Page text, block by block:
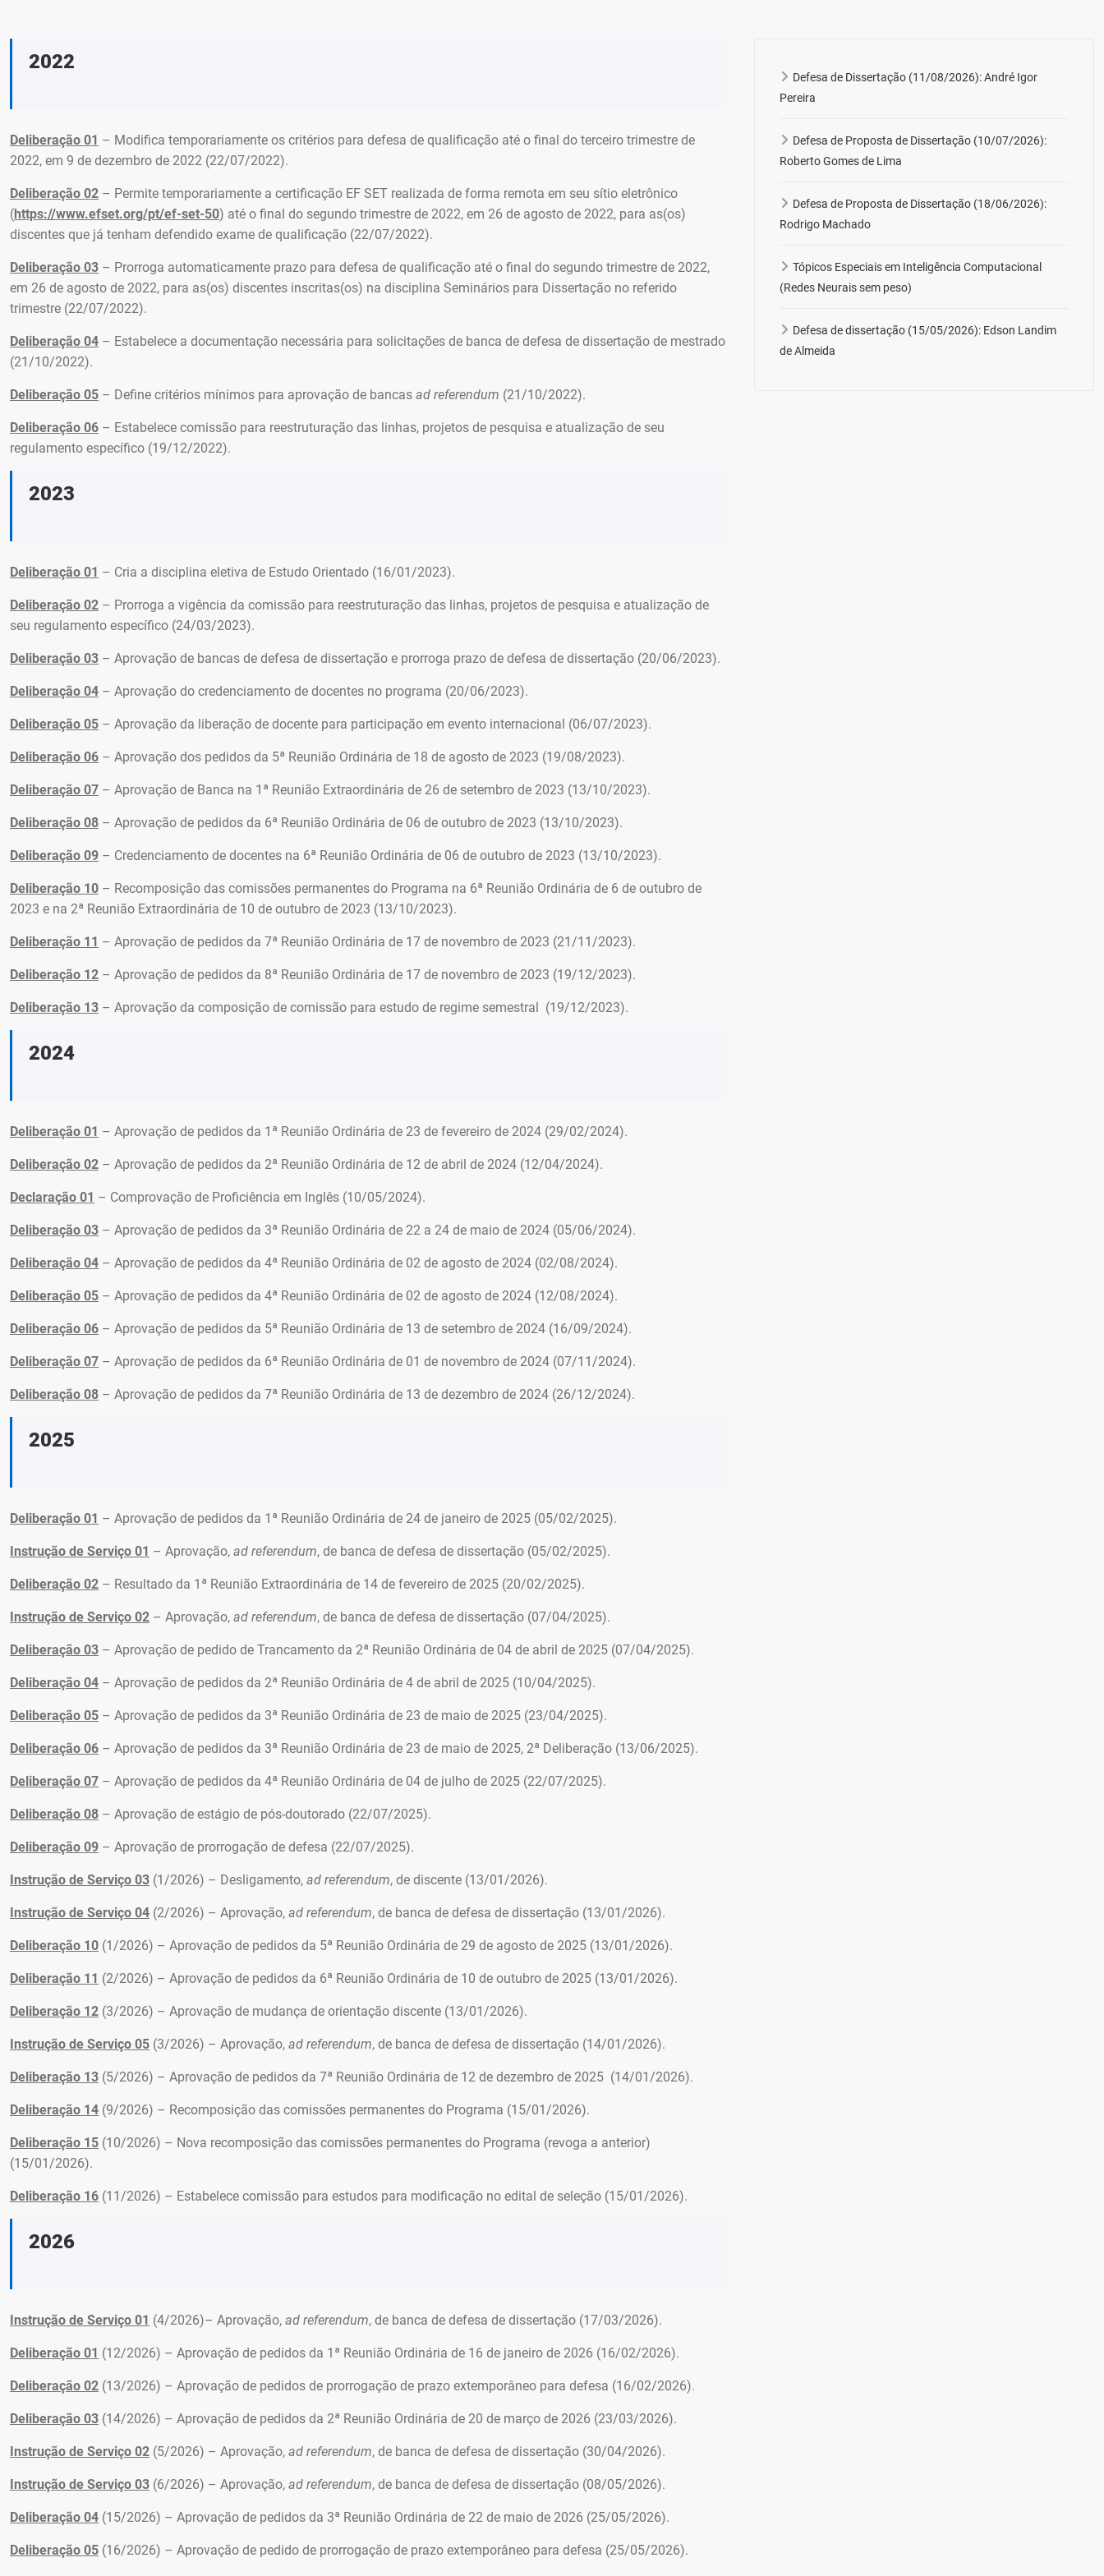
2022
Deliberação 01 – Modifica temporariamente os critérios para defesa de qualificação até o final do terceiro trimestre de
2022, em 9 de dezembro de 2022 (22/07/2022).
Deliberação 02 – Permite temporariamente a certificação EF SET realizada de forma remota em seu sítio eletrônico
(https://www.efset.org/pt/ef-set-50) até o final do segundo trimestre de 2022, em 26 de agosto de 2022, para as(os)
discentes que já tenham defendido exame de qualificação (22/07/2022).
Deliberação 03 – Prorroga automaticamente prazo para defesa de qualificação até o final do segundo trimestre de 2022,
em 26 de agosto de 2022, para as(os) discentes inscritas(os) na disciplina Seminários para Dissertação no referido
trimestre (22/07/2022).
Deliberação 04 – Estabelece a documentação necessária para solicitações de banca de defesa de dissertação de mestrado
(21/10/2022).
Deliberação 05 – Define critérios mínimos para aprovação de bancas ad referendum (21/10/2022).
Deliberação 06 – Estabelece comissão para reestruturação das linhas, projetos de pesquisa e atualização de seu
regulamento específico (19/12/2022).
2023
Deliberação 01 – Cria a disciplina eletiva de Estudo Orientado (16/01/2023).
Deliberação 02 – Prorroga a vigência da comissão para reestruturação das linhas, projetos de pesquisa e atualização de
seu regulamento específico (24/03/2023).
Deliberação 03 – Aprovação de bancas de defesa de dissertação e prorroga prazo de defesa de dissertação (20/06/2023).
Deliberação 04 – Aprovação do credenciamento de docentes no programa (20/06/2023).
Deliberação 05 – Aprovação da liberação de docente para participação em evento internacional (06/07/2023).
Deliberação 06 – Aprovação dos pedidos da 5ª Reunião Ordinária de 18 de agosto de 2023 (19/08/2023).
Deliberação 07 – Aprovação de Banca na 1ª Reunião Extraordinária de 26 de setembro de 2023 (13/10/2023).
Deliberação 08 – Aprovação de pedidos da 6ª Reunião Ordinária de 06 de outubro de 2023 (13/10/2023).
Deliberação 09 – Credenciamento de docentes na 6ª Reunião Ordinária de 06 de outubro de 2023 (13/10/2023).
Deliberação 10 – Recomposição das comissões permanentes do Programa na 6ª Reunião Ordinária de 6 de outubro de
2023 e na 2ª Reunião Extraordinária de 10 de outubro de 2023 (13/10/2023).
Deliberação 11 – Aprovação de pedidos da 7ª Reunião Ordinária de 17 de novembro de 2023 (21/11/2023).
Deliberação 12 – Aprovação de pedidos da 8ª Reunião Ordinária de 17 de novembro de 2023 (19/12/2023).
Deliberação 13 – Aprovação da composição de comissão para estudo de regime semestral (19/12/2023).
2024
Deliberação 01 – Aprovação de pedidos da 1ª Reunião Ordinária de 23 de fevereiro de 2024 (29/02/2024).
Deliberação 02 – Aprovação de pedidos da 2ª Reunião Ordinária de 12 de abril de 2024 (12/04/2024).
Declaração 01 – Comprovação de Proficiência em Inglês (10/05/2024).
Deliberação 03 – Aprovação de pedidos da 3ª Reunião Ordinária de 22 a 24 de maio de 2024 (05/06/2024).
Deliberação 04 – Aprovação de pedidos da 4ª Reunião Ordinária de 02 de agosto de 2024 (02/08/2024).
Deliberação 05 – Aprovação de pedidos da 4ª Reunião Ordinária de 02 de agosto de 2024 (12/08/2024).
Deliberação 06 – Aprovação de pedidos da 5ª Reunião Ordinária de 13 de setembro de 2024 (16/09/2024).
Deliberação 07 – Aprovação de pedidos da 6ª Reunião Ordinária de 01 de novembro de 2024 (07/11/2024).
Deliberação 08 – Aprovação de pedidos da 7ª Reunião Ordinária de 13 de dezembro de 2024 (26/12/2024).
2025
Deliberação 01 – Aprovação de pedidos da 1ª Reunião Ordinária de 24 de janeiro de 2025 (05/02/2025).
Instrução de Serviço 01 – Aprovação, ad referendum, de banca de defesa de dissertação (05/02/2025).
Deliberação 02 – Resultado da 1ª Reunião Extraordinária de 14 de fevereiro de 2025 (20/02/2025).
Instrução de Serviço 02 – Aprovação, ad referendum, de banca de defesa de dissertação (07/04/2025).
Deliberação 03 – Aprovação de pedido de Trancamento da 2ª Reunião Ordinária de 04 de abril de 2025 (07/04/2025).
Deliberação 04 – Aprovação de pedidos da 2ª Reunião Ordinária de 4 de abril de 2025 (10/04/2025).
Deliberação 05 – Aprovação de pedidos da 3ª Reunião Ordinária de 23 de maio de 2025 (23/04/2025).
Deliberação 06 – Aprovação de pedidos da 3ª Reunião Ordinária de 23 de maio de 2025, 2ª Deliberação (13/06/2025).
Deliberação 07 – Aprovação de pedidos da 4ª Reunião Ordinária de 04 de julho de 2025 (22/07/2025).
Deliberação 08 – Aprovação de estágio de pós-doutorado (22/07/2025).
Deliberação 09 – Aprovação de prorrogação de defesa (22/07/2025).
Instrução de Serviço 03 (1/2026) – Desligamento, ad referendum, de discente (13/01/2026).
Instrução de Serviço 04 (2/2026) – Aprovação, ad referendum, de banca de defesa de dissertação (13/01/2026).
Deliberação 10 (1/2026) – Aprovação de pedidos da 5ª Reunião Ordinária de 29 de agosto de 2025 (13/01/2026).
Deliberação 11 (2/2026) – Aprovação de pedidos da 6ª Reunião Ordinária de 10 de outubro de 2025 (13/01/2026).
Deliberação 12 (3/2026) – Aprovação de mudança de orientação discente (13/01/2026).
Instrução de Serviço 05 (3/2026) – Aprovação, ad referendum, de banca de defesa de dissertação (14/01/2026).
Deliberação 13 (5/2026) – Aprovação de pedidos da 7ª Reunião Ordinária de 12 de dezembro de 2025 (14/01/2026).
Deliberação 14 (9/2026) – Recomposição das comissões permanentes do Programa (15/01/2026).
Deliberação 15 (10/2026) – Nova recomposição das comissões permanentes do Programa (revoga a anterior)
(15/01/2026).
Deliberação 16 (11/2026) – Estabelece comissão para estudos para modificação no edital de seleção (15/01/2026).
2026
Instrução de Serviço 01 (4/2026)– Aprovação, ad referendum, de banca de defesa de dissertação (17/03/2026).
Deliberação 01 (12/2026) – Aprovação de pedidos da 1ª Reunião Ordinária de 16 de janeiro de 2026 (16/02/2026).
Deliberação 02 (13/2026) – Aprovação de pedidos de prorrogação de prazo extemporâneo para defesa (16/02/2026).
Deliberação 03 (14/2026) – Aprovação de pedidos da 2ª Reunião Ordinária de 20 de março de 2026 (23/03/2026).
Instrução de Serviço 02 (5/2026) – Aprovação, ad referendum, de banca de defesa de dissertação (30/04/2026).
Instrução de Serviço 03 (6/2026) – Aprovação, ad referendum, de banca de defesa de dissertação (08/05/2026).
Deliberação 04 (15/2026) – Aprovação de pedidos da 3ª Reunião Ordinária de 22 de maio de 2026 (25/05/2026).
Deliberação 05 (16/2026) – Aprovação de pedido de prorrogação de prazo extemporâneo para defesa (25/05/2026).
Defesa de Dissertação (11/08/2026): André Igor
Pereira
Defesa de Proposta de Dissertação (10/07/2026):
Roberto Gomes de Lima
Defesa de Proposta de Dissertação (18/06/2026):
Rodrigo Machado
Tópicos Especiais em Inteligência Computacional
(Redes Neurais sem peso)
Defesa de dissertação (15/05/2026): Edson Landim
de Almeida